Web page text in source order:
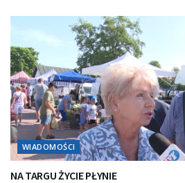
WIADOMOŚCI
NA TARGU ŻYCIE PŁYNIE